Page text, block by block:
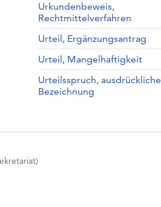
Urkundenbeweis,
Rechtmittelverfahren
Urteil, Ergänzungsantrag
Urteil, Mangelhaftigkeit
Urteilsspruch, ausdrückliche
Bezeichnung